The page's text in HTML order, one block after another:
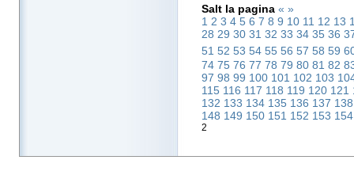
Salt la pagina « »
1 2 3 4 5 6 7 8 9 10 11 12 13
28 29 30 31 32 33 34 35 36
51 52 53 54 55 56 57 58 59
74 75 76 77 78 79 80 81 82
97 98 99 100 101 102 103
115 116 117 118 119 120 121
132 133 134 135 136 137
148 149 150 151 152 153
2